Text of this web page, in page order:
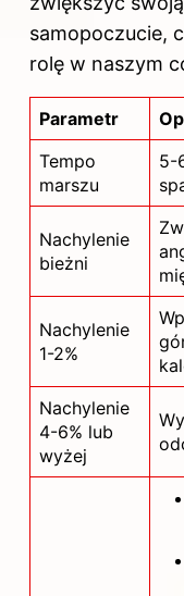
samopoczucie,
rolę w naszym
Parametr
Tempo
marszu
5-
Nachylenie
bieżni
Nachylenie
1-2%
Nachylenie
4-6% lub
wyżej